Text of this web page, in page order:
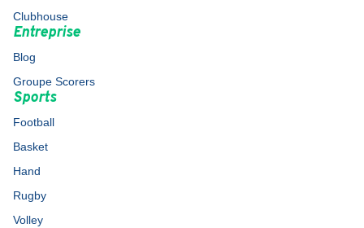
Clubhouse
Entreprise
Blog
Groupe Scorers
Sports
Football
Basket
Hand
Rugby
Volley